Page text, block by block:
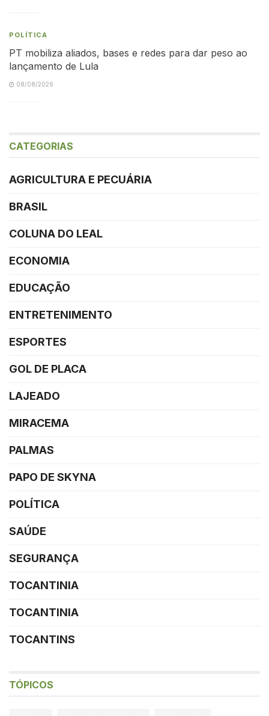
POLÍTICA
PT mobiliza aliados, bases e redes para dar peso ao
lançamento de Lula
08/08/2026
CATEGORIAS
AGRICULTURA E PECUÁRIA
BRASIL
COLUNA DO LEAL
ECONOMIA
EDUCAÇÃO
ENTRETENIMENTO
ESPORTES
GOL DE PLACA
LAJEADO
MIRACEMA
PALMAS
PAPO DE SKYNA
POLÍTICA
SAÚDE
SEGURANÇA
TOCANTINIA
TOCANTINIA
TOCANTINS
TÓPICOS